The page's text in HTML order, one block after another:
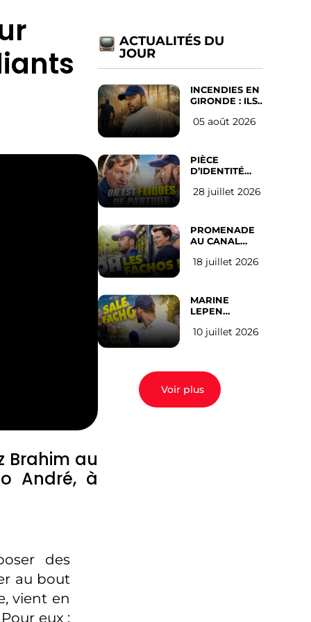
Brahim au
André, à
des
au bout
vient en
eux :
ACTUALITÉS DU
JOUR
INCENDIES EN
GIRONDE : ILS
D’ABANDONNER
05 août 2026
PIÈCE
D’IDENTITÉ
SUR LES
l’avis des
Français
28 juillet 2026
PROMENADE
AU CANAL
(les gauchistes
18 juillet 2026
MARINE
LEPEN
EN 2027 : l’avis
10 juillet 2026
Voir plus